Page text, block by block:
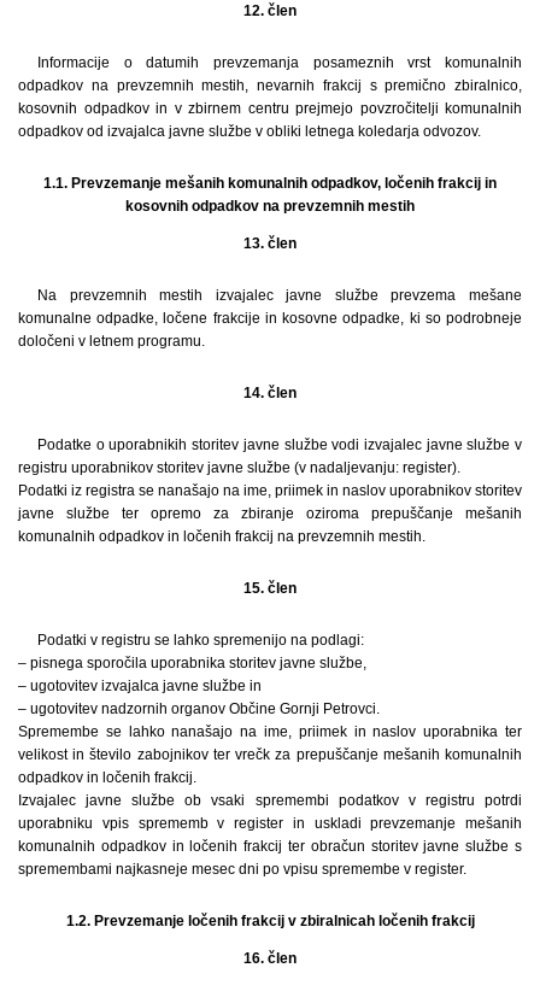
12. člen
Informacije o datumih prevzemanja posameznih vrst komunalnih
odpadkov na prevzemnih mestih, nevarnih frakcij s premično zbiralnico,
kosovnih odpadkov in v zbirnem centru prejmejo povzročitelji komunalnih
odpadkov od izvajalca javne službe v obliki letnega koledarja odvozov.
1.1. Prevzemanje mešanih komunalnih odpadkov, ločenih frakcij in
kosovnih odpadkov na prevzemnih mestih
13. člen
Na prevzemnih mestih izvajalec javne službe prevzema mešane
komunalne odpadke, ločene frakcije in kosovne odpadke, ki so podrobneje
določeni v letnem programu.
14. člen
Podatke o uporabnikih storitev javne službe vodi izvajalec javne službe v
registru uporabnikov storitev javne službe (v nadaljevanju: register).
Podatki iz registra se nanašajo na ime, priimek in naslov uporabnikov storitev
javne službe ter opremo za zbiranje oziroma prepuščanje mešanih
komunalnih odpadkov in ločenih frakcij na prevzemnih mestih.
15. člen
Podatki v registru se lahko spremenijo na podlagi:
– pisnega sporočila uporabnika storitev javne službe,
– ugotovitev izvajalca javne službe in
– ugotovitev nadzornih organov Občine Gornji Petrovci.
Spremembe se lahko nanašajo na ime, priimek in naslov uporabnika ter
velikost in število zabojnikov ter vrečk za prepuščanje mešanih komunalnih
odpadkov in ločenih frakcij.
Izvajalec javne službe ob vsaki spremembi podatkov v registru potrdi
uporabniku vpis sprememb v register in uskladi prevzemanje mešanih
komunalnih odpadkov in ločenih frakcij ter obračun storitev javne službe s
spremembami najkasneje mesec dni po vpisu spremembe v register.
1.2. Prevzemanje ločenih frakcij v zbiralnicah ločenih frakcij
16. člen